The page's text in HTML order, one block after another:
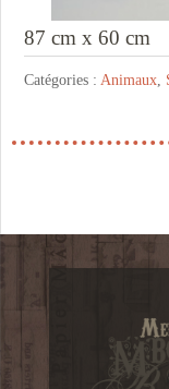
87 cm x 60 cm
Catégories :Animaux,